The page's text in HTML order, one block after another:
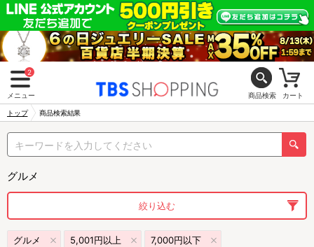
2
メニュー 商品検索 カート
トップ 商品検索結果
グルメ
絞り込む
グルメ 5,001円以上 7,000円以下